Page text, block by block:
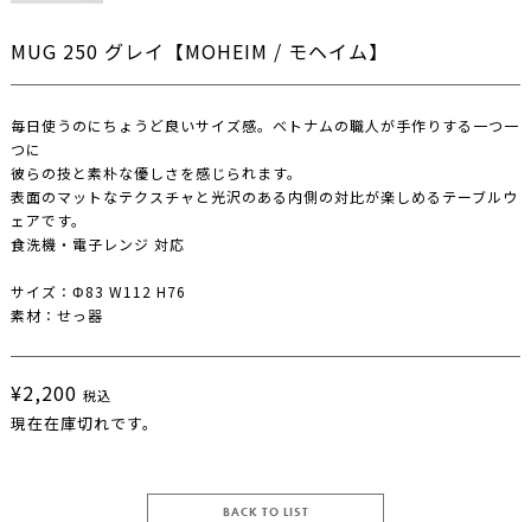
MUG 250 グレイ【MOHEIM / モヘイム】
毎日使うのにちょうど良いサイズ感。ベトナムの職人が手作りする一つ一
つに
彼らの技と素朴な優しさを感じられます。
表面のマットなテクスチャと光沢のある内側の対比が楽しめるテーブルウ
ェアです。
食洗機・電子レンジ 対応
サイズ：Φ83 W112 H76
素材：せっ器
¥2,200 税込
現在在庫切れです。
BACK TO LIST